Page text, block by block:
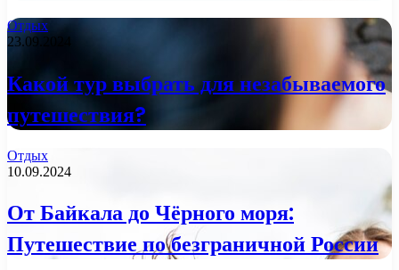
Отдых
23.09.2024
Какой тур выбрать для незабываемого
путешествия?
Отдых
10.09.2024
От Байкала до Чёрного моря:
Путешествие по безграничной России